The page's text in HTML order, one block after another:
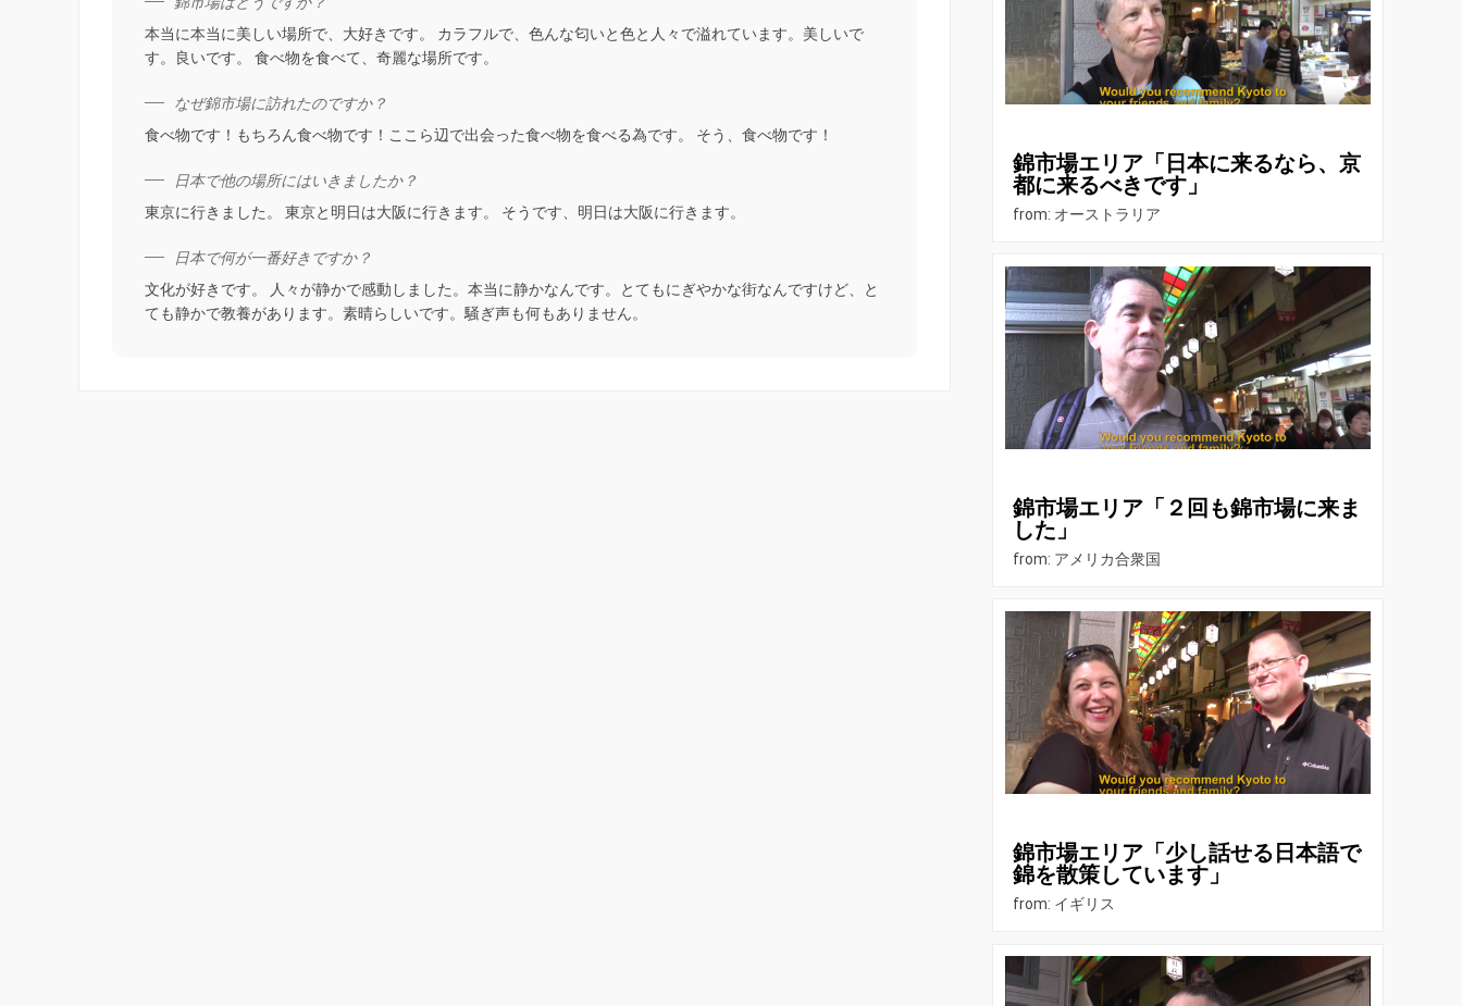
本当に本当に美しい場所で、大好きです。 カラフルで、色んな匂いと色と人々で溢れています。美しいで
す。良いです。 食べ物を食べて、奇麗な場所です。
なぜ錦市場に訪れたのですか？
食べ物です！もちろん食べ物です！ここら辺で出会った食べ物を食べる為です。 そう、食べ物です！
日本で他の場所にはいきましたか？
東京に行きました。 東京と明日は大阪に行きます。 そうです、明日は大阪に行きます。
日本で何が一番好きですか？
文化が好きです。 人々が静かで感動しました。本当に静かなんです。とてもにぎやかな街なんですけど、と
ても静かで教養があります。素晴らしいです。騒ぎ声も何もありません。
錦市場エリア「日本に来るなら、京
都に来るべきです」
from: オーストラリア
錦市場エリア「２回も錦市場に来ま
した」
from: アメリカ合衆国
錦市場エリア「少し話せる日本語で
錦を散策しています」
from: イギリス